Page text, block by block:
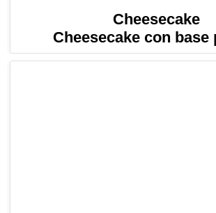
Cheesecake
Cheesecake con base